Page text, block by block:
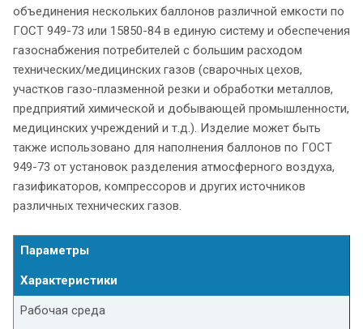
объединения нескольких баллонов различной емкости по
ГОСТ 949-73 или 15850-84 в единую систему и обеспечения
газоснабжения потребителей с большим расходом
технических/медицинских газов (сварочных цехов,
участков газо-плазменной резки и обработки металлов,
предприятий химической и добывающей промышленности,
медицинских учреждений и т.д.). Изделие может быть
также использовано для наполнения баллонов по ГОСТ
949-73 от установок разделения атмосферного воздуха,
газификаторов, компрессоров и других источников
различных технических газов.
Параметры
Характеристики
Рабочая среда